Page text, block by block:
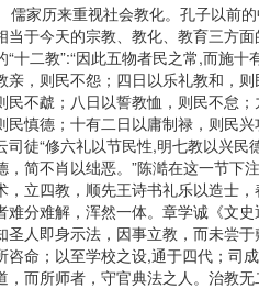
儒家历来重视社会教化。孔子以前的
当于今天的宗教、教化、教育三方
“十二教”:“因此五物者民之常,而施
亲，则民不怨；四日以乐礼教和，
民不虣；八日以誓教恤，则民不怠
民慎德；十有二日以庸制禄，则民
司徒“修六礼以节民性,明七教以兴
，简不肖以绌恶。”陈澔在这一节下
，立四教，顺先王诗书礼乐以造士
难分难解，浑然一体。章学诚《文
圣人即身示法，因事立教，而未尝
咨命；以至学校之设,通于四代；司
，而所师者，守官典法之人。治教